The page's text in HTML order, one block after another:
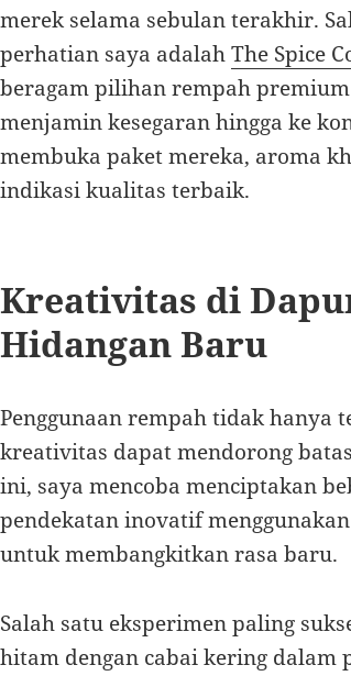
merek selama sebulan terakhir.
perhatian saya adalahThe Spice
beragam pilihan rempah
menjamin kesegaran hingga ke
membuka paket mereka, aroma
indikasi kualitas terbaik.
Kreativitas di
Hidangan Baru
Penggunaan rempah tidak hanya
kreativitas dapat mendorong
ini, saya mencoba menciptakan
pendekatan inovatif
untuk membangkitkan rasa baru.
Salah satu eksperimen paling
hitam dengan cabai kering dalam